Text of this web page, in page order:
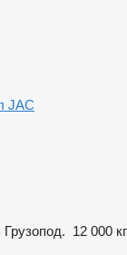
JAC
Грузопод. 12 000 кг